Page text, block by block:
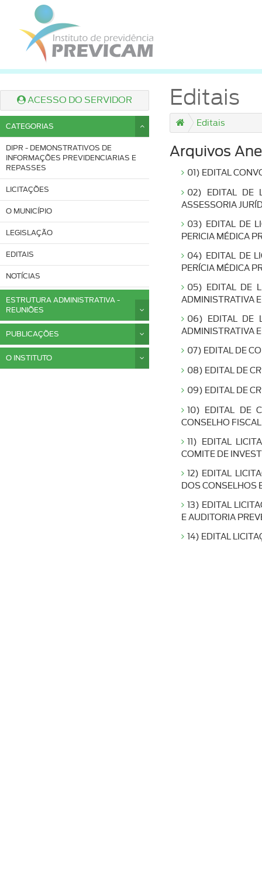
ACESSO DO SERVIDOR
CATEGORIAS
DIPR - DEMONSTRATIVOS DE
INFORMAÇÕES PREVIDENCIARIAS E
REPASSES
LICITAÇÕES
O MUNICÍPIO
LEGISLAÇÃO
EDITAIS
NOTÍCIAS
ESTRUTURA ADMINISTRATIVA -
REUNIÕES
PUBLICAÇÕES
O INSTITUTO
Editais
Editais
Arquivos
01) EDITAL
02) EDITAL DE
ASSESSORIA
03) EDITAL DE
PERICIA MÉDICA
04) EDITAL DE
PERÍCIA MÉDICA
05) EDITAL DE
ADMINISTRATIVA
06) EDITAL DE
ADMINISTRATIVA
07) EDITAL DE
08) EDITAL DE
09) EDITAL DE
10) EDITAL DE
CONSELHO FISCAL
11) EDITAL
COMITE DE
12) EDITAL
DOS CONSELHOS
13) EDITAL
E AUDITORIA
14) EDITAL